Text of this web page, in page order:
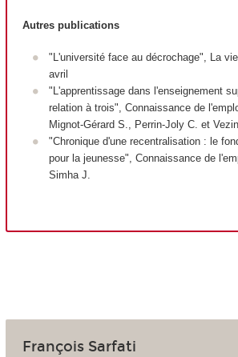
Autres publications
"L'université face au décrochage", La
avril
"L'apprentissage dans l'enseignement
relation à trois", Connaissance de
Mignot-Gérard S., Perrin-Joly C. et
"Chronique d'une recentralisation : le
pour la jeunesse", Connaissance de
Simha J.
François Sarfati